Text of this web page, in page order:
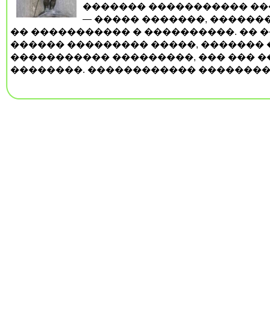
������� �����������
— ����� �������,
�� ����������� � ����������. ��
������ ��������� �����, �������
����������� ���������, ��� ���
��������. ������������